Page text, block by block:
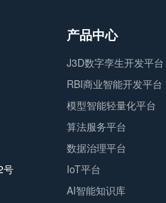
号
产品中心
J3D数字孪生开发平台
RBI商业智能开发平台
模型智能轻量化平台
算法服务平台
数据治理平台
IoT平台
AI智能知识库